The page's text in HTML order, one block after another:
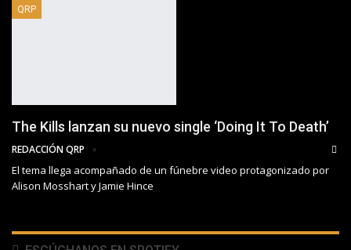
QRP
The Kills lanzan su nuevo single ‘Doing It To Death’
REDACCIÓN QRP
El tema llega acompañado de un fúnebre video protagonizado por
Alison Mosshart y Jamie Hince